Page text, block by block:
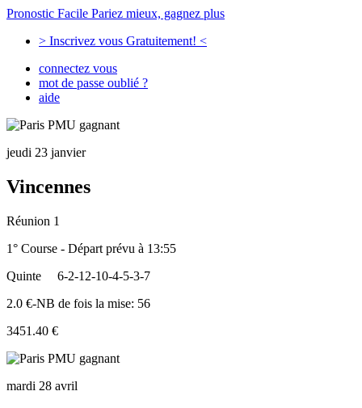
Pronostic Facile Pariez mieux, gagnez plus
> Inscrivez vous Gratuitement! <
connectez vous
mot de passe oublié ?
aide
jeudi 23 janvier
Vincennes
Réunion 1
1° Course - Départ prévu à 13:55
Quinte
6-2-12-10-4-5-3-7
2.0 €-NB de fois la mise: 56
3451.40 €
mardi 28 avril